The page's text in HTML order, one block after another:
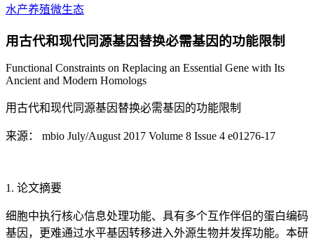
水产养殖微生态
用古代和现代同源基因替换必需基因的功能限制
Functional Constraints on Replacing an Essential Gene with Its
Ancient and Modern Homologs
用古代和现代同源基因替换必需基因的功能限制
来源： mbio July/August 2017 Volume 8 Issue 4 e01276-17
1. 论文摘要
细胞中执行核心信息处理功能、具有多个互作伴侣的蛋白编码
基因，更难通过水平基因转移进入外源生物并发挥功能。本研